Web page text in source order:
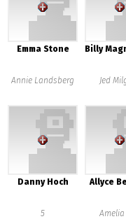
Emma Stone
Annie Landsberg
Billy
Jed
Danny Hoch
5
Allyce
Amelia